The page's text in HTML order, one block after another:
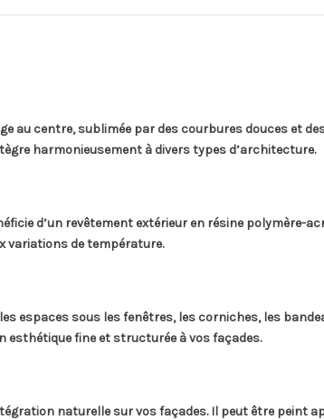
au centre, sublimée par des courbures douces et
harmonieusement à divers types d’architecture.
d’un revêtement extérieur en résine polymère-
variations de température.
espaces sous les fenêtres, les corniches, les
esthétique fine et structurée à vos façades.
naturelle sur vos façades. Il peut être